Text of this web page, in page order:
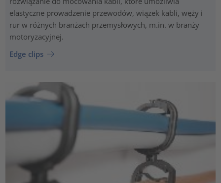
elastyczne prowadzenie przewodów, wiązek kabli, węży i
rur w różnych branżach przemysłowych, m.in. w branży
motoryzacyjnej.
Edge clips